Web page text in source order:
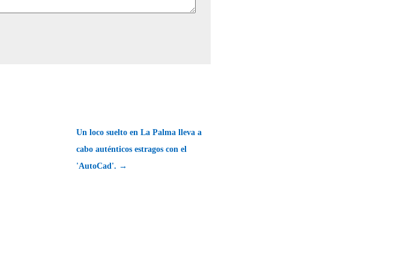
Un loco suelto en La Palma lleva a
cabo auténticos estragos con el
'AutoCad'. →